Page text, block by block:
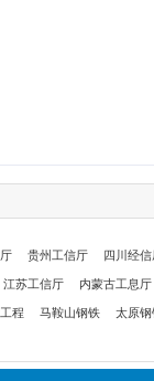
贵州工信厅 四川经信
江苏工信厅 内蒙古工息厅
程 马鞍山钢铁 太原钢